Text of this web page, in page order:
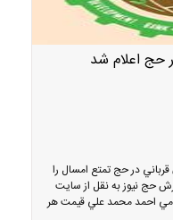
حج اعلام شد
در حج تمتع امسال را
كرد. به گزارش حج نیوز به نقل از سايت
احمد محمد علي قيمت هر